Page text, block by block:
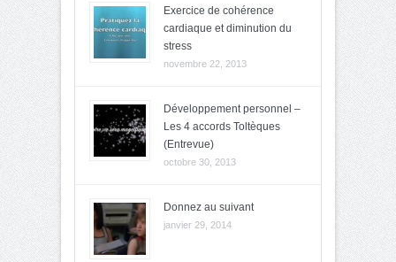
Exercice de cohérence
cardiaque et diminution du
stress
novembre 22, 2013
Développement personnel –
Les 4 accords Toltèques
(Entrevue)
octobre 30, 2013
Donnez au suivant
janvier 29, 2014